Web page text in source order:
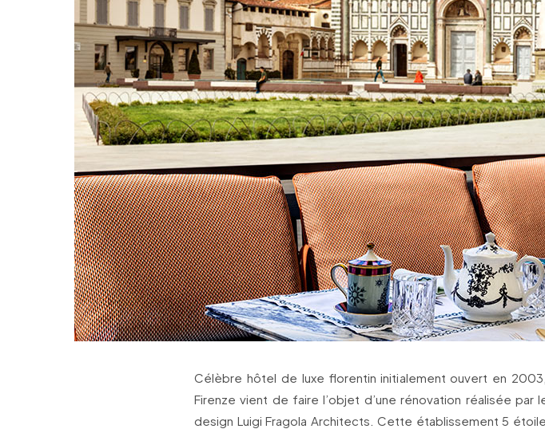
Célèbre hôtel de luxe florentin initialement ouvert en 2003,
Firenze vient de faire l’objet d’une rénovation réalisée par
design Luigi Fragola Architects. Cette établissement 5